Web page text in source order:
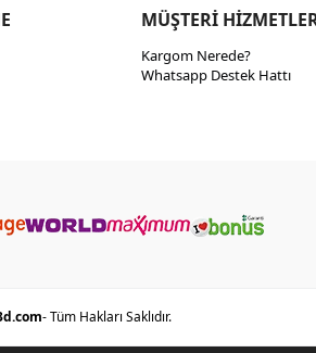
MÜŞTERİ
Kargom Nerede?
Whatsapp Destek Hattı
- Tüm Hakları Saklıdır.